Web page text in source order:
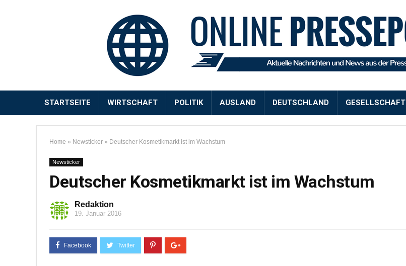
STARTSEITE WIRTSCHAFT POLITIK AUSLAND DEUTSCHLAND GESELLSCHAFT
Home » Newsticker » Deutscher Kosmetikmarkt ist im Wachstum
Newsticker
Deutscher Kosmetikmarkt ist im Wachstum
Redaktion
19. Januar 2016